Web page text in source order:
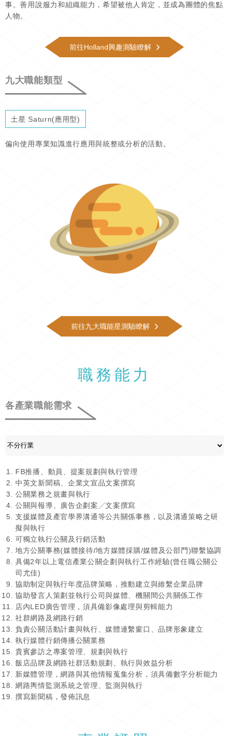
事。善用說服力和組織能力，希望被他人肯定，並成為團體的焦點
人物。
前往Holland興趣測驗瞭解
九大職能類型
土星 Saturn(應用型)
偏向使用專業知識進行應用與統整或分析的活動。
前往九大職能星測驗瞭解
職務能力
各產業職能需求
FB推播、動員、提案規劃與執行管理
中英文新聞稿、企業文宣品文案撰寫
公關業務之規畫與執行
公關與報導、廣告企劃案╱文案撰寫
支援媒體及產官學界溝通等公共關係事務，以及溝通策略之研
擬與執行
可獨立執行公關及行銷活動
地方公關事務(媒體接待/地方媒體採購/媒體及公部門)聯繫協調
具備2年以上電信產業公關企劃與執行工作經驗(曾任職公關公
司尤佳)
協助制定與執行年度品牌策略，推動建立與維繫企業品牌
協助發言人策劃並執行公司與媒體、機關間公共關係工作
店內LED廣告管理，須具備影像處理與剪輯能力
社群網路及網路行銷
負責公關活動計畫與執行、媒體連繫窗口、品牌形象建立
執行媒體行銷傳播公關業務
貴賓參訪之專案管理、規劃與執行
飯店品牌及網路社群活動規劃、執行與效益分析
新媒體管理，網路與其他情報蒐集分析，須具備數字分析能力
網路輿情監測系統之管理、監測與執行
撰寫新聞稿，發佈訊息